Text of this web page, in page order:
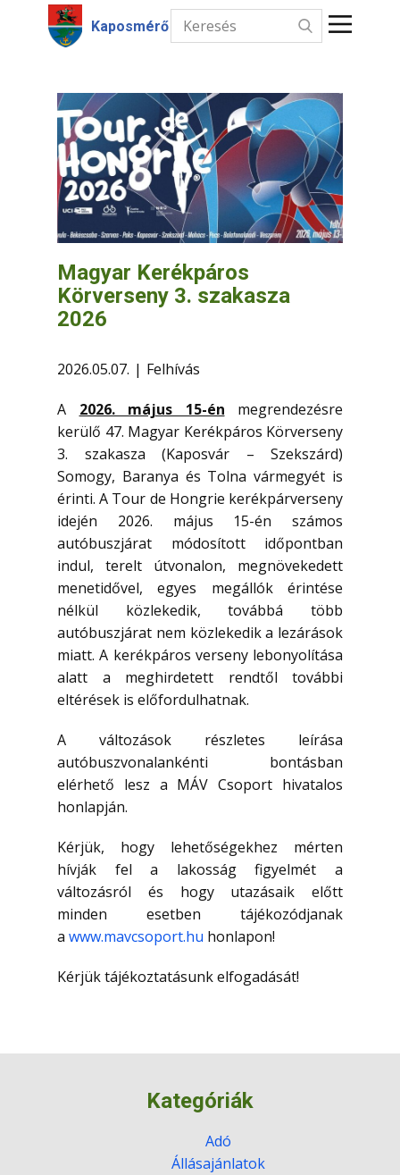
Kaposmérő
Hírek
Intézmények
Információk
Kapcsolat
Magyar Kerékpáros
Körverseny 3. szakasza
2026
2026.05.07. Felhívás
A 2026. május 15-én megrendezésre
kerülő 47. Magyar Kerékpáros Körverseny
3. szakasza (Kaposvár – Szekszárd)
Somogy, Baranya és Tolna vármegyét is
érinti. A Tour de Hongrie kerékpárverseny
idején 2026. május 15-én számos
autóbuszjárat módosított időpontban
indul, terelt útvonalon, megnövekedett
menetidővel, egyes megállók érintése
nélkül közlekedik, továbbá több
autóbuszjárat nem közlekedik a lezárások
miatt. A kerékpáros verseny lebonyolítása
alatt a meghirdetett rendtől további
eltérések is előfordulhatnak.
A változások részletes leírása
autóbuszvonalankénti bontásban
elérhető lesz a MÁV Csoport hivatalos
honlapján.
Kérjük, hogy lehetőségekhez mérten
hívják fel a lakosság figyelmét a
változásról és hogy utazásaik előtt
minden esetben tájékozódjanak
a www.mavcsoport.hu honlapon!
Kérjük tájékoztatásunk elfogadását!
Kategóriák
Adó
Állásajánlatok